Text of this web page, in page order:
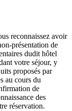
reconnaissez avoir
présentation de
dudit hôtel
votre séjour, y
proposés par
au cours du
de
des
réservation.